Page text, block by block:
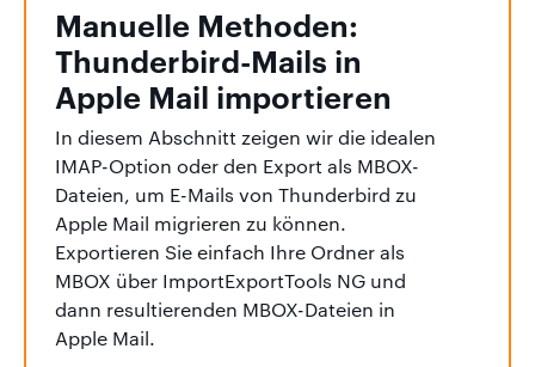
Manuelle Methoden:
Thunderbird-Mails in
Apple Mail importieren
In diesem Abschnitt zeigen wir die idealen
IMAP-Option oder den Export als MBOX-
Dateien, um E-Mails von Thunderbird zu
Apple Mail migrieren zu können.
Exportieren Sie einfach Ihre Ordner als
MBOX über ImportExportTools NG und
dann resultierenden MBOX-Dateien in
Apple Mail.